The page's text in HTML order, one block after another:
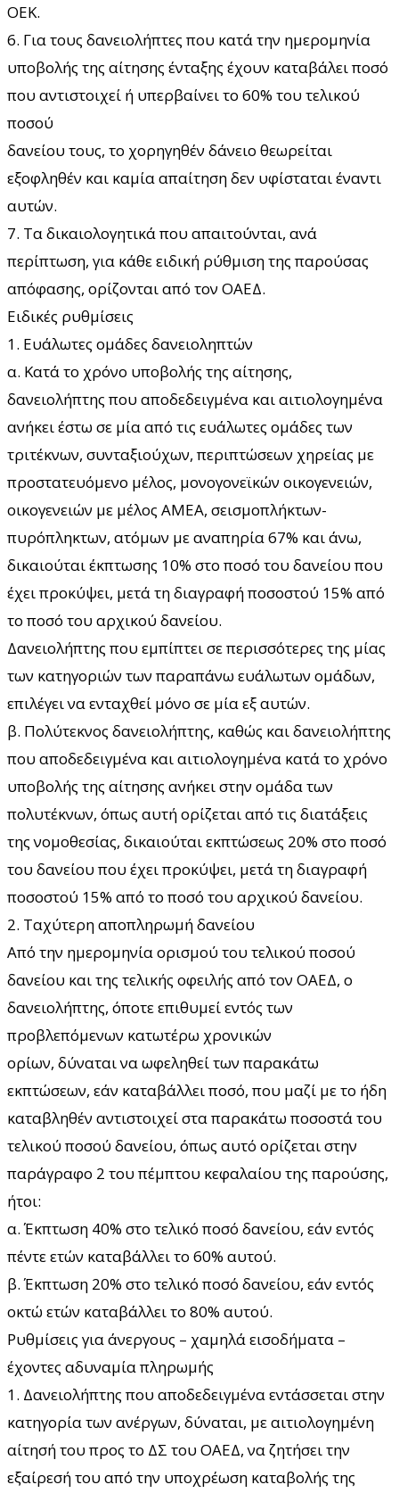
ΟΕΚ.
6. Για τους δανειολήπτες που κατά την ημερομηνία
υποβολής της αίτησης ένταξης έχουν καταβάλει ποσό
που αντιστοιχεί ή υπερβαίνει το 60% του τελικού
ποσού
δανείου τους, το χορηγηθέν δάνειο θεωρείται
εξοφληθέν και καμία απαίτηση δεν υφίσταται έναντι
αυτών.
7. Τα δικαιολογητικά που απαιτούνται, ανά
περίπτωση, για κάθε ειδική ρύθμιση της παρούσας
απόφασης, ορίζονται από τον ΟΑΕΔ.
Ειδικές ρυθμίσεις
1. Ευάλωτες ομάδες δανειοληπτών
α. Κατά το χρόνο υποβολής της αίτησης,
δανειολήπτης που αποδεδειγμένα και αιτιολογημένα
ανήκει έστω σε μία από τις ευάλωτες ομάδες των
τριτέκνων, συνταξιούχων, περιπτώσεων χηρείας με
προστατευόμενο μέλος, μονογονεϊκών οικογενειών,
οικογενειών με μέλος ΑΜΕΑ, σεισμοπλήκτων-
πυρόπληκτων, ατόμων με αναπηρία 67% και άνω,
δικαιούται έκπτωσης 10% στο ποσό του δανείου που
έχει προκύψει, μετά τη διαγραφή ποσοστού 15% από
το ποσό του αρχικού δανείου.
Δανειολήπτης που εμπίπτει σε περισσότερες της μίας
των κατηγοριών των παραπάνω ευάλωτων ομάδων,
επιλέγει να ενταχθεί μόνο σε μία εξ αυτών.
β. Πολύτεκνος δανειολήπτης, καθώς και δανειολήπτης
που αποδεδειγμένα και αιτιολογημένα κατά το χρόνο
υποβολής της αίτησης ανήκει στην ομάδα των
πολυτέκνων, όπως αυτή ορίζεται από τις διατάξεις
της νομοθεσίας, δικαιούται εκπτώσεως 20% στο ποσό
του δανείου που έχει προκύψει, μετά τη διαγραφή
ποσοστού 15% από το ποσό του αρχικού δανείου.
2. Ταχύτερη αποπληρωμή δανείου
Από την ημερομηνία ορισμού του τελικού ποσού
δανείου και της τελικής οφειλής από τον ΟΑΕΔ, ο
δανειολήπτης, όποτε επιθυμεί εντός των
προβλεπόμενων κατωτέρω χρονικών
ορίων, δύναται να ωφεληθεί των παρακάτω
εκπτώσεων, εάν καταβάλλει ποσό, που μαζί με το ήδη
καταβληθέν αντιστοιχεί στα παρακάτω ποσοστά του
τελικού ποσού δανείου, όπως αυτό ορίζεται στην
παράγραφο 2 του πέμπτου κεφαλαίου της παρούσης,
ήτοι:
α. Έκπτωση 40% στο τελικό ποσό δανείου, εάν εντός
πέντε ετών καταβάλλει το 60% αυτού.
β. Έκπτωση 20% στο τελικό ποσό δανείου, εάν εντός
οκτώ ετών καταβάλλει το 80% αυτού.
Ρυθμίσεις για άνεργους – χαμηλά εισοδήματα –
έχοντες αδυναμία πληρωμής
1. Δανειολήπτης που αποδεδειγμένα εντάσσεται στην
κατηγορία των ανέργων, δύναται, με αιτιολογημένη
αίτησή του προς το ΔΣ του ΟΑΕΔ, να ζητήσει την
εξαίρεσή του από την υποχρέωση καταβολής της